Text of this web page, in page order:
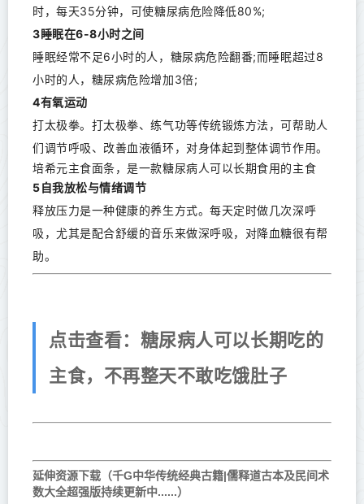
时，每天35分钟，可使糖尿病危险降低80%;
3睡眠在6-8小时之间
睡眠经常不足6小时的人，糖尿病危险翻番;而睡眠超过8
小时的人，糖尿病危险增加3倍;
4有氧运动
打太极拳。打太极拳、练气功等传统锻炼方法，可帮助人
们调节呼吸、改善血液循环，对身体起到整体调节作用。
培希元主食面条，是一款糖尿病人可以长期食用的主食
5自我放松与情绪调节
释放压力是一种健康的养生方式。每天定时做几次深呼
吸，尤其是配合舒缓的音乐来做深呼吸，对降血糖很有帮
助。
点击查看：糖尿病人可以长期吃的
主食，不再整天不敢吃饿肚子
延伸资源下载（千G中华传统经典古籍|儒释道古本及民间术
数大全超强版持续更新中......）